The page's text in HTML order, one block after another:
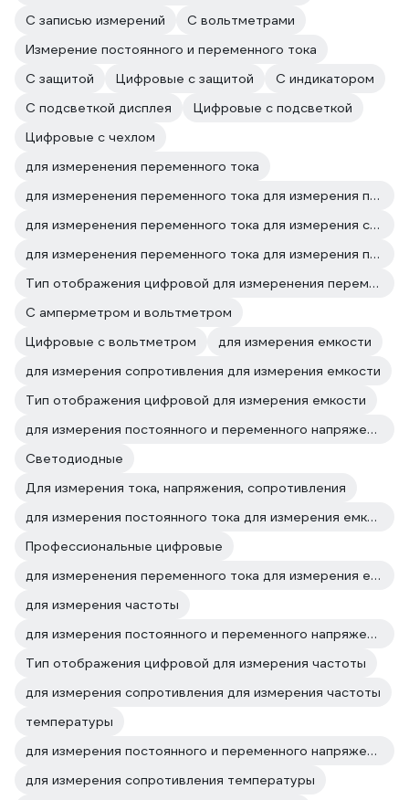
С записью измерений
С вольтметрами
Измерение постоянного и переменного тока
С защитой
Цифровые с защитой
С индикатором
С подсветкой дисплея
Цифровые с подсветкой
Цифровые с чехлом
для измеренения переменного тока
для измеренения переменного тока для измерения постоянного и переменного напряжения
для измеренения переменного тока для измерения сопротивления
для измеренения переменного тока для измерения постоянного тока
Тип отображения цифровой для измеренения переменного тока
С амперметром и вольтметром
Цифровые с вольтметром
для измерения емкости
для измерения сопротивления для измерения емкости
Тип отображения цифровой для измерения емкости
для измерения постоянного и переменного напряжения для измерения емкости
Светодиодные
Для измерения тока, напряжения, сопротивления
для измерения постоянного тока для измерения емкости
Профессиональные цифровые
для измеренения переменного тока для измерения емкости
для измерения частоты
для измерения постоянного и переменного напряжения для измерения частоты
Тип отображения цифровой для измерения частоты
для измерения сопротивления для измерения частоты
температуры
для измерения постоянного и переменного напряжения температуры
для измерения сопротивления температуры